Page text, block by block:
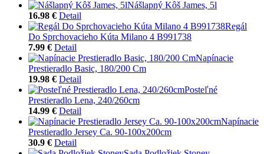
Nášlapný Kôš James, 5l
16.98 € Detail
Regál
Do Sprchovacieho Kúta Milano 4 B991738
7.99 € Detail
Napínacie
Prestieradlo Basic, 180/200 Cm
19.98 € Detail
Posteľné
Prestieradlo Lena, 240/260cm
14.99 € Detail
Napínacie
Prestieradlo Jersey Ca. 90-100x200cm
30.9 € Detail